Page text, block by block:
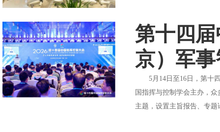
第十四
京）军
5月14日至16日，第十四
国指挥与控制学会主办，
主题，设置主旨报告、专